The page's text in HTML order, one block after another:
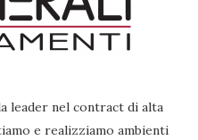
leader nel contract di alta
e realizziamo ambienti